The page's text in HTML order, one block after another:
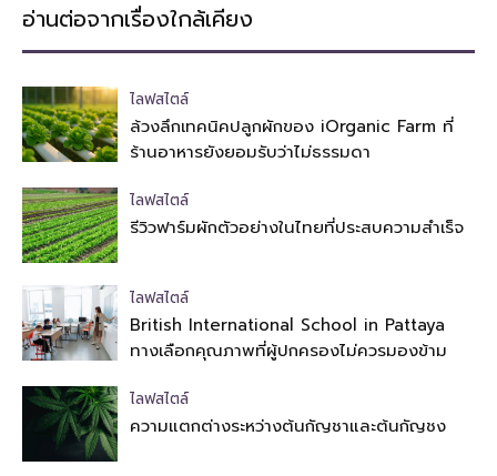
อ่านต่อจากเรื่องใกล้เคียง
ไลฟสไตล์
ล้วงลึกเทคนิคปลูกผักของ iOrganic Farm ที่
ร้านอาหารยังยอมรับว่าไม่ธรรมดา
ไลฟสไตล์
รีวิวฟาร์มผักตัวอย่างในไทยที่ประสบความสำเร็จ
ไลฟสไตล์
British International School in Pattaya
ทางเลือกคุณภาพที่ผู้ปกครองไม่ควรมองข้าม
ไลฟสไตล์
ความแตกต่างระหว่างต้นกัญชาและต้นกัญชง